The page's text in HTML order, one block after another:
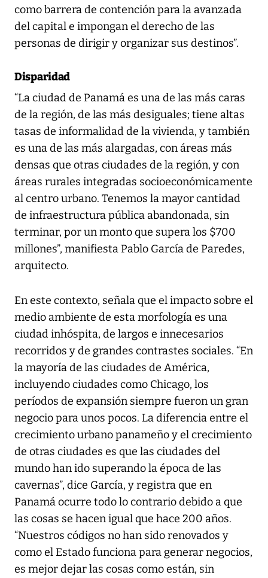
como barrera de contención para la avanzada
del capital e impongan el derecho de las
personas de dirigir y organizar sus destinos”.
Disparidad
“La ciudad de Panamá es una de las más caras
de la región, de las más desiguales; tiene altas
tasas de informalidad de la vivienda, y también
es una de las más alargadas, con áreas más
densas que otras ciudades de la región, y con
áreas rurales integradas socioeconómicamente
al centro urbano. Tenemos la mayor cantidad
de infraestructura pública abandonada, sin
terminar, por un monto que supera los $700
millones”, manifiesta Pablo García de Paredes,
arquitecto.
En este contexto, señala que el impacto sobre el
medio ambiente de esta morfología es una
ciudad inhóspita, de largos e innecesarios
recorridos y de grandes contrastes sociales. “En
la mayoría de las ciudades de América,
incluyendo ciudades como Chicago, los
períodos de expansión siempre fueron un gran
negocio para unos pocos. La diferencia entre el
crecimiento urbano panameño y el crecimiento
de otras ciudades es que las ciudades del
mundo han ido superando la época de las
cavernas”, dice García, y registra que en
Panamá ocurre todo lo contrario debido a que
las cosas se hacen igual que hace 200 años.
“Nuestros códigos no han sido renovados y
como el Estado funciona para generar negocios,
es mejor dejar las cosas como están, sin